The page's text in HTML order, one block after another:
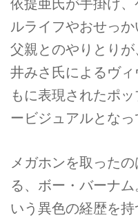
依提亜⽒が⼿掛け
ルライフやおせっ
⽗親とのやりとり
井みさ⽒によるヴ
もに表現されたポ
ービジュアルとなっ
メガホンを取った
る、ボー・バーナ
いう異⾊の経歴を